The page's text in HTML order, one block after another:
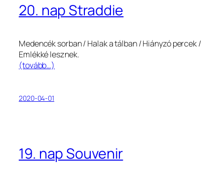
20. nap Straddie
Medencék sorban / Halak a tálban / Hiányzó percek /
Emlékké lesznek.
(tovább…)
2020-04-01
19. nap Souvenir